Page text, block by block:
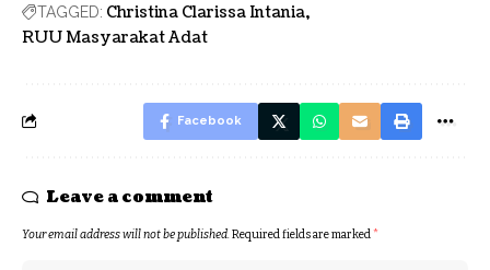
TAGGED: Christina Clarissa Intania
RUU Masyarakat Adat
Facebook
Leave a comment
Your email address will not be published.Required fields are marked*